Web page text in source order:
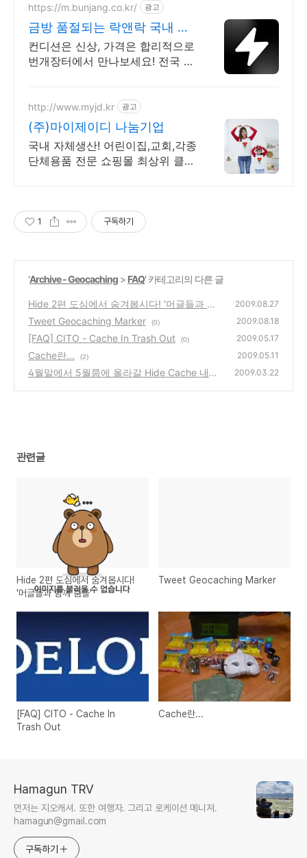
https://m.bunjang.co.kr/ 광고
금방 품절되는 락앤락 국내 최
대 브랜드 중고거래
컨디션은 신상, 가격은 합리적으로
번개장터에서 만나보세요! 전국 각
로드
http://www.myjd.kr 광고
(주)마이제이디 나눔기업
국내 자체생산! 어린이집,교회,각종
단체용품 전문 쇼핑몰 최상위 클라
1 구독하기
'Archive - Geocaching > FAQ' 카테고리의 다른 글
Hide 2편 도심에서 숨겨봅시다! '머글들과 함
께 춤을'
(14)
2009.08.27
Tweet Geocaching Marker (0) 2009.08.18
[FAQ] CITO - Cache In Trash Out (0) 2009.05.17
Cache란... (2) 2009.05.11
4월말에서 5월쯤에 올라갈 Hide Cache 내용
2009.03.22
관련글
Hide 2편 도심에서 숨겨봅시다!
'머글들과 함께 춤을'
Tweet Geocaching Marker
[FAQ] CITO - Cache In
Trash Out
Cache란...
Hamagun TRV
먼저는 지오캐셔. 또한 여행자. 그리고 로케이션 메니져.
hamagun@gmail.com
구독하기